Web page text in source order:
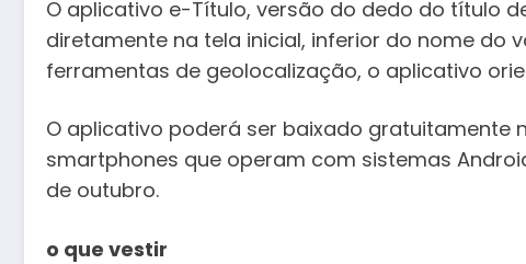
O aplicativo e-Título, versão do dedo do título
diretamente na tela inicial, inferior do nome do
ferramentas de geolocalização, o aplicativo
O aplicativo poderá ser baixado gratuitamente
smartphones que operam com sistemas
de outubro.
o que vestir